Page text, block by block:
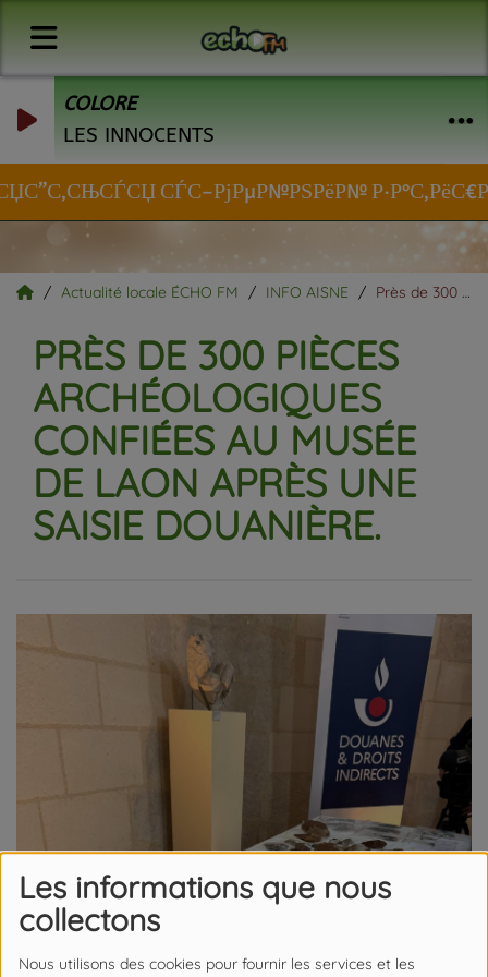
Les informations que nous
collectons
Nous utilisons des cookies pour fournir les services et les
COLORE
LES INNOCENTS
СЃС–РјРµР№РЅРёР№ Р·Р°С‚РёС€РѕРє
Actualité locale ÉCHO FM INFO AISNE Près de 300 pièces archéologiques confiées au musée de Laon après une saisie douanière.
PRÈS DE 300 PIÈCES
ARCHÉOLOGIQUES
CONFIÉES AU MUSÉE
DE LAON APRÈS UNE
SAISIE DOUANIÈRE.